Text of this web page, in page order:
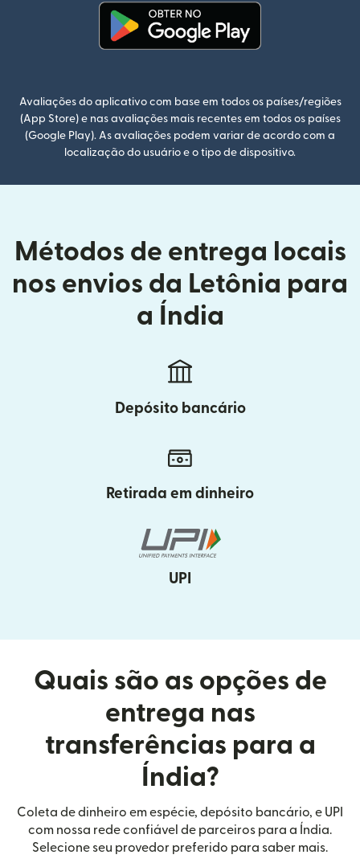
Avaliações do aplicativo com base em todos os países/regiões
(App Store) e nas avaliações mais recentes em todos os países
(Google Play). As avaliações podem variar de acordo com a
localização do usuário e o tipo de dispositivo.
Métodos de entrega locais
nos envios da Letônia para
a Índia
Depósito bancário
Retirada em dinheiro
UPI
Quais são as opções de
entrega nas
transferências para a
Índia?
Coleta de dinheiro em espécie, depósito bancário, e UPI
com nossa rede confiável de parceiros para a Índia.
Selecione seu provedor preferido para saber mais.